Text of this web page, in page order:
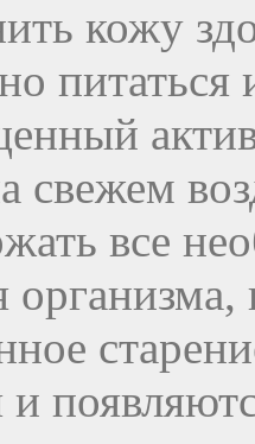
кожу
свежем
все
и